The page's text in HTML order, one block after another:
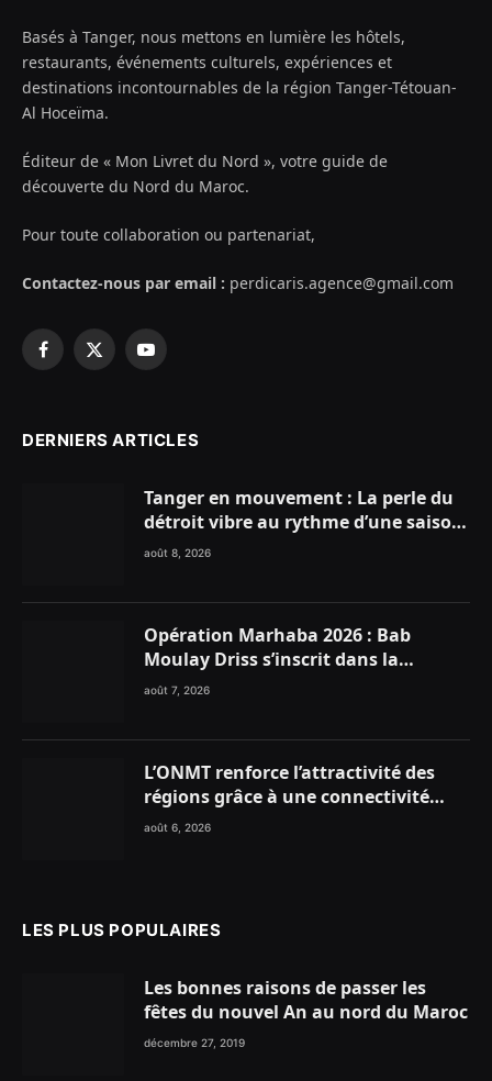
Basés à Tanger, nous mettons en lumière les hôtels,
restaurants, événements culturels, expériences et
destinations incontournables de la région Tanger-Tétouan-
Al Hoceïma.
Éditeur de « Mon Livret du Nord », votre guide de
découverte du Nord du Maroc.
Pour toute collaboration ou partenariat,
Contactez-nous par email : perdicaris.agence@gmail.com
Facebook
X
YouTube
DERNIERS ARTICLES
Tanger en mouvement : La perle du
détroit vibre au rythme d’une saison
estivale record !
août 8, 2026
Opération Marhaba 2026 : Bab
Moulay Driss s’inscrit dans la
dynamique nationale en faveur des
août 7, 2026
L’ONMT renforce l’attractivité des
régions grâce à une connectivité
aérienne historique de Ryanair
août 6, 2026
LES PLUS POPULAIRES
Les bonnes raisons de passer les
fêtes du nouvel An au nord du Maroc
décembre 27, 2019